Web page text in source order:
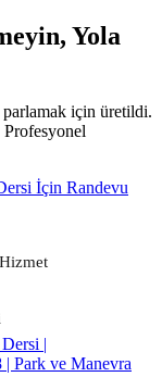
Yola
parlamak için üretildi.
İçin Randevu
|
| Park ve Manevra